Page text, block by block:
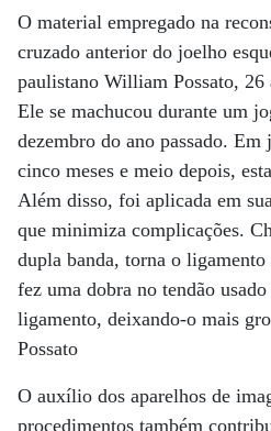
O material empregado na
cruzado anterior do joelho
paulistano William Possato,
Ele se machucou durante um
dezembro do ano passado.
cinco meses e meio depois,
Além disso, foi aplicada em
que minimiza complicações.
dupla banda, torna o
fez uma dobra no tendão
ligamento, deixando-o mais
Possato
O auxílio dos aparelhos de
procedimentos também